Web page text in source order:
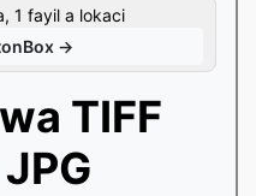
1 fayil a lokaci
→
TIFF